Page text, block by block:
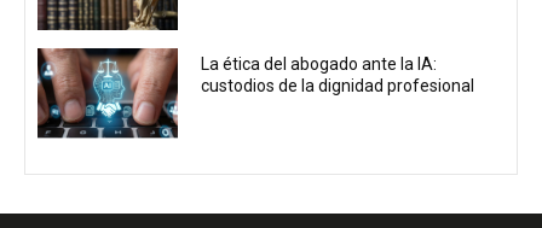
La ética del abogado ante la IA:
custodios de la dignidad profesional